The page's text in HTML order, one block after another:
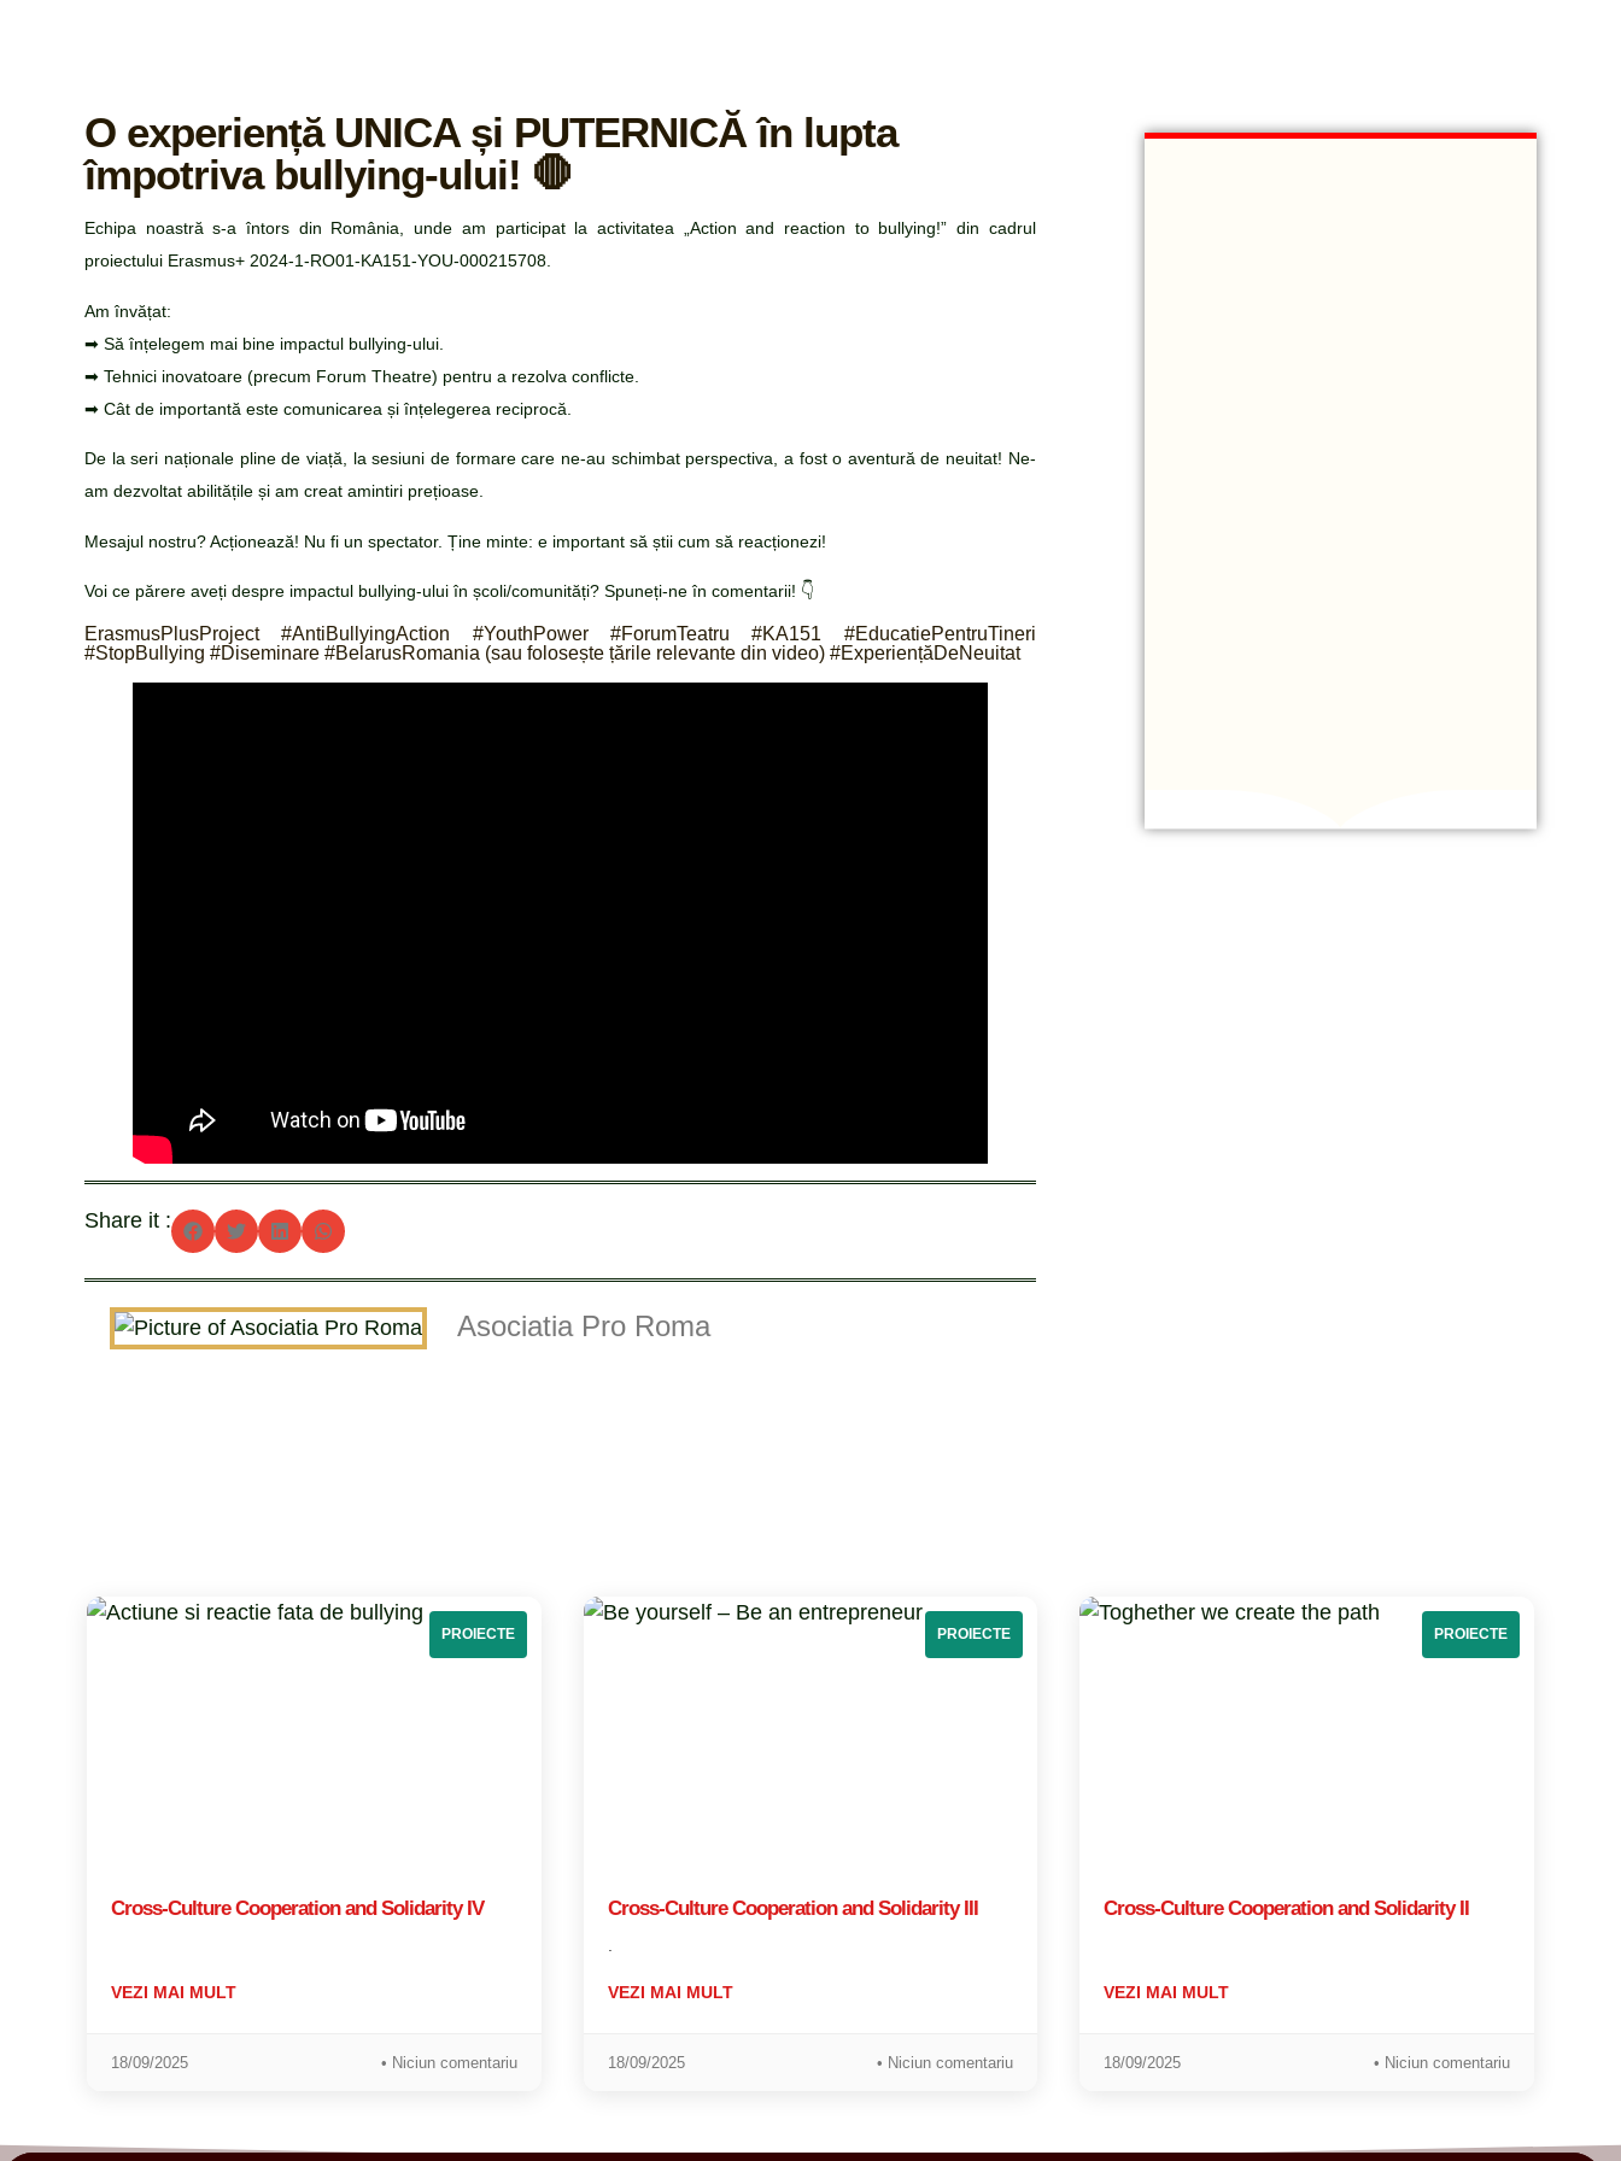
O experiență UNICA și PUTERNICĂ în lupta
împotriva bullying-ului! 🛑
Echipa noastră s-a întors din România, unde am participat la activitatea „Action and reaction to bullying!” din cadrul
proiectului Erasmus+ 2024-1-RO01-KA151-YOU-000215708.
Am învățat:
➡ Să înțelegem mai bine impactul bullying-ului.
➡ Tehnici inovatoare (precum Forum Theatre) pentru a rezolva conflicte.
➡ Cât de importantă este comunicarea și înțelegerea reciprocă.
De la seri naționale pline de viață, la sesiuni de formare care ne-au schimbat perspectiva, a fost o aventură de neuitat! Ne-
am dezvoltat abilitățile și am creat amintiri prețioase.
Mesajul nostru? Acționează! Nu fi un spectator. Ține minte: e important să știi cum să reacționezi!
Voi ce părere aveți despre impactul bullying-ului în școli/comunități? Spuneți-ne în comentarii! 👇
ErasmusPlusProject #AntiBullyingAction #YouthPower #ForumTeatru #KA151 #EducatiePentruTineri
#StopBullying #Diseminare #BelarusRomania (sau folosește țările relevante din video) #ExperiențăDeNeuitat
Share it :
Asociatia Pro Roma
PROIECTE
Cross-Culture Cooperation and Solidarity IV
VEZI MAI MULT
18/09/2025 • Niciun comentariu
PROIECTE
Cross-Culture Cooperation and Solidarity III
VEZI MAI MULT
18/09/2025 • Niciun comentariu
PROIECTE
Cross-Culture Cooperation and Solidarity II
VEZI MAI MULT
18/09/2025 • Niciun comentariu